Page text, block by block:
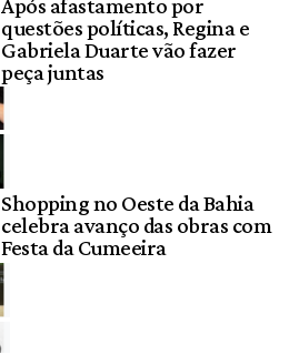
Após afastamento por
questões políticas, Regina e
Gabriela Duarte vão fazer
peça juntas
Shopping no Oeste da Bahia
celebra avanço das obras com
Festa da Cumeeira